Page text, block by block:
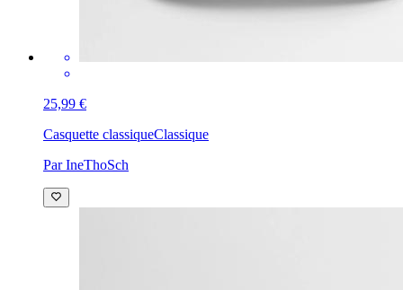
25,99 €
Casquette classiqueClassique
Par IneThoSch